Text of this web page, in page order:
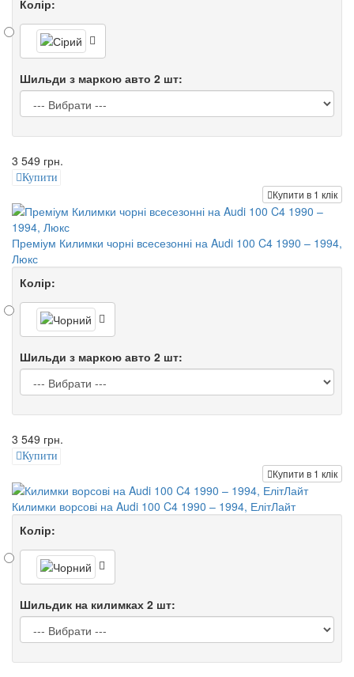
Колір:
Шильди з маркою авто 2 шт:
3 549 грн.
Купити
Купити в 1 клік
Преміум Килимки чорні всесезонні на Audi 100 C4 1990 – 1994,
Люкс
Колір:
Шильди з маркою авто 2 шт:
3 549 грн.
Купити
Купити в 1 клік
Килимки ворсові на Audi 100 C4 1990 – 1994, ЕлітЛайт
Колір:
Шильдик на килимках 2 шт: